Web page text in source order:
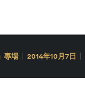
專場 2014年10月7日